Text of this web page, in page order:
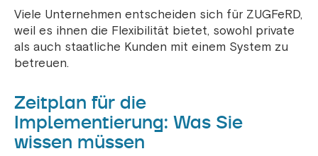
Viele Unternehmen entscheiden sich für ZUGFeRD,
weil es ihnen die Flexibilität bietet, sowohl private
als auch staatliche Kunden mit einem System zu
betreuen.
Zeitplan für die
Implementierung: Was Sie
wissen müssen